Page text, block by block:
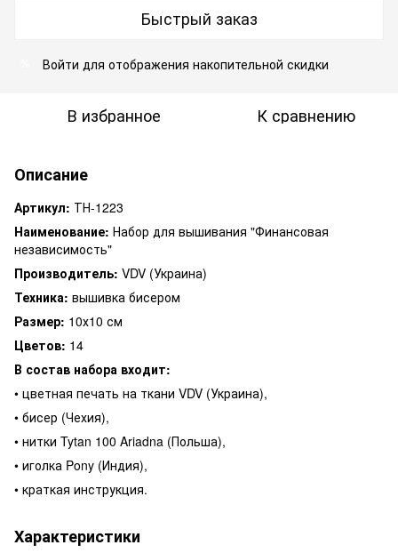
Быстрый заказ
Войти для отображения накопительной скидки
В избранное К сравнению
Описание
Артикул: ТН-1223
Наименование: Набор для вышивания "Финансовая
независимость"
Производитель: VDV (Украина)
Техника: вышивка бисером
Размер: 10х10 см
Цветов: 14
В состав набора входит:
• цветная печать на ткани VDV (Украина),
• бисер (Чехия),
• нитки Tytan 100 Ariadna (Польша),
• иголка Pony (Индия),
• краткая инструкция.
Характеристики